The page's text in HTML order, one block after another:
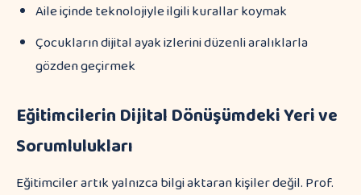
Aile içinde teknolojiyle ilgili kurallar koymak
Çocukların dijital ayak izlerini düzenli aralıklarla
gözden geçirmek
Eğitimcilerin Dijital Dönüşümdeki Yeri ve
Sorumlulukları
Eğitimciler artık yalnızca bilgi aktaran kişiler değil. Prof.